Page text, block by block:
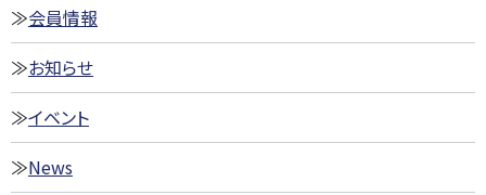
会員情報
お知らせ
イベント
News